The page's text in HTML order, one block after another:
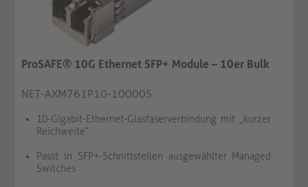
ProSAFE® 10G Ethernet SFP+ Module – 10er Bulk
NET-AXM761P10-10000S
10-Gigabit-Ethernet-Glasfaserverbindung mit „kurzer
Reichweite“
Passt in SFP+-Schnittstellen ausgewählter Managed
Switches